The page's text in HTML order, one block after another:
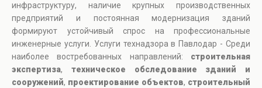
инфраструктуру, наличие крупных производственных
предприятий и постоянная модернизация зданий
формируют устойчивый спрос на профессиональные
инженерные услуги. Услуги технадзора в Павлодар - Среди
наиболее востребованных направлений: строительная
экспертиза, техническое обследование зданий и
сооружений, проектирование объектов, строительный